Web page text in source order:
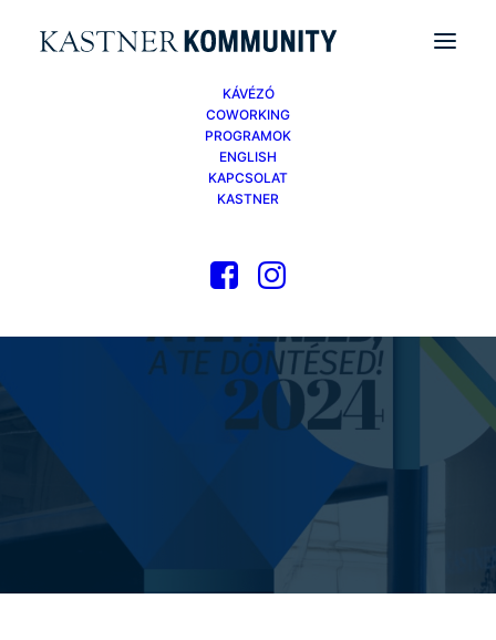
KÁVÉZÓ
COWORKING
PROGRAMOK
ENGLISH
KAPCSOLAT
KASTNER